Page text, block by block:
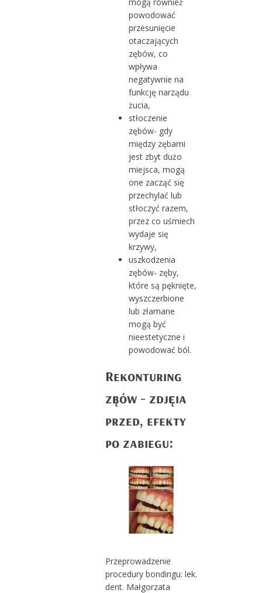
mogą również
powodować
przesunięcie
otaczających
zębów, co
wpływa
negatywnie na
funkcję narządu
żucia,
stłoczenie
zębów- gdy
między zębami
jest zbyt dużo
miejsca, mogą
one zacząć się
przechylać lub
stłoczyć razem,
przez co uśmiech
wydaje się
krzywy,
uszkodzenia
zębów- zęby,
które są pęknięte,
wyszczerbione
lub złamane
mogą być
nieestetyczne i
powodować ból.
Rekonturing
zębów - zdjęcia
przed, efekty
po zabiegu:
Przeprowadzenie
procedury bondingu: lek.
dent. Małgorzata